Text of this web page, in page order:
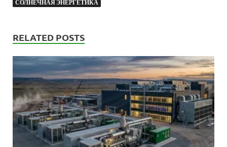
СОЛНЕЧНАЯ ЭНЕРГЕТИКА
RELATED POSTS